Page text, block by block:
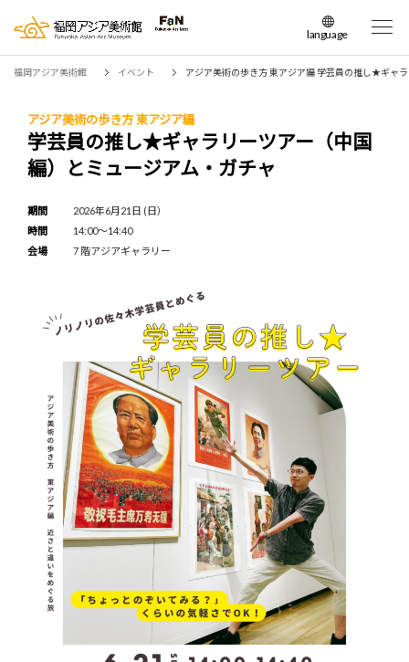
language
日本語
繁体中文
福岡アジア美術館 イベント アジア美術の歩き方 東アジア編 学芸員の推し★ギャ
アジア美術の歩き方 東アジア編
学芸員の推し★ギャラリーツアー（中国
編）とミュージアム・ガチャ
期間
2026年6月21日 (日）
時間
14:00～14:40
会場
7 階アジアギャラリー